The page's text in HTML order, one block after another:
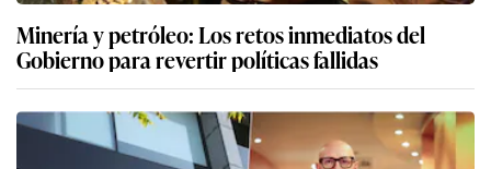
Minería y petróleo: Los retos inmediatos del
Gobierno para revertir políticas fallidas